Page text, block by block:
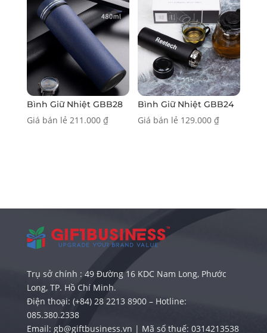
Bình Giữ Nhiệt GBB28
Giá bán lẻ 211.000 ₫
Bình Giữ Nhiệt GBB24
Giá bán lẻ 129.000₫
Trụ sở chính : 49 Đường 16 KDC Nam Long, Phước
Long, TP. Hồ Chí Minh.
Điện thoại: (+84) 28 2213 8900 – Hotline:
085.380.2338
Email: gb@giftbusiness.vn | Mã số thuế: 0314213538